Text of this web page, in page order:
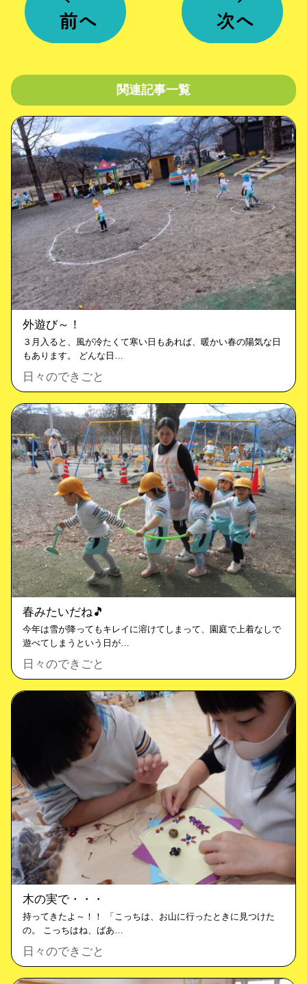
関連記事一覧
外遊び～！
３月入ると、風が冷たくて寒い日もあれば、暖かい春の陽気な日
もあります。 どんな日…
日々のできごと
春みたいだね🎵
今年は雪が降ってもキレイに溶けてしまって、園庭で上着なしで
遊べてしまうという日が…
日々のできごと
木の実で・・・
持ってきたよ～！！ 「こっちは、お山に行ったときに見つけた
の。 こっちはね、ばあ…
日々のできごと